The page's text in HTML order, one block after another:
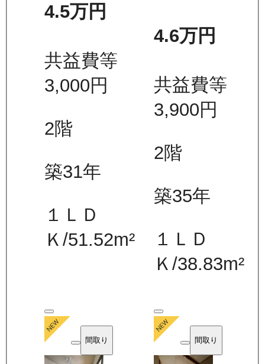
4.5万円
共益費等
3,000円
2階
築31年
１ＬＤ
Ｋ/51.52m²
4.6万円
共益費等
3,900円
2階
築35年
１ＬＤ
Ｋ /38.83m²
間取り 間取り